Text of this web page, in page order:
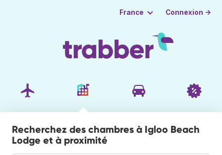
France Connexion →
Recherchez des chambres à Igloo Beach
Lodge et à proximité